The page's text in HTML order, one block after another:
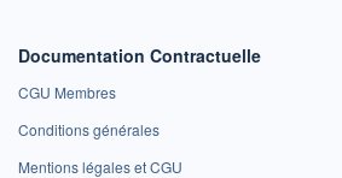
Documentation Contractuelle
CGU Membres
Conditions générales
Mentions légales et CGU